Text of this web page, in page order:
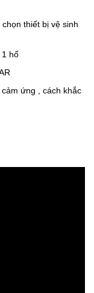
thiết bị vệ sinh
hố
ứng , cách khắc